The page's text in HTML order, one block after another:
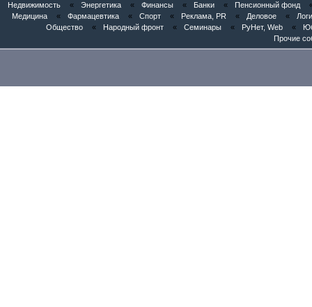
Недвижимость
« Энергетика « Финансы « Банки « Пенсионный фонд
Медицина
« Фармацевтика « Спорт « Реклама, PR « Деловое «
Общество
« Народный фронт « Семинары « РуНет, Web «
Прочие